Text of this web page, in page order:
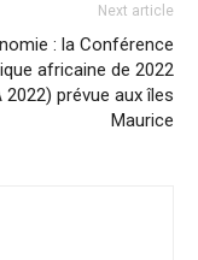
Next article
: la Conférence
africaine de 2022
2022) prévue aux îles
Maurice